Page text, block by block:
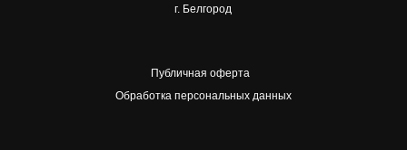
г. Белгород
Публичная оферта
Обработка персональных данных